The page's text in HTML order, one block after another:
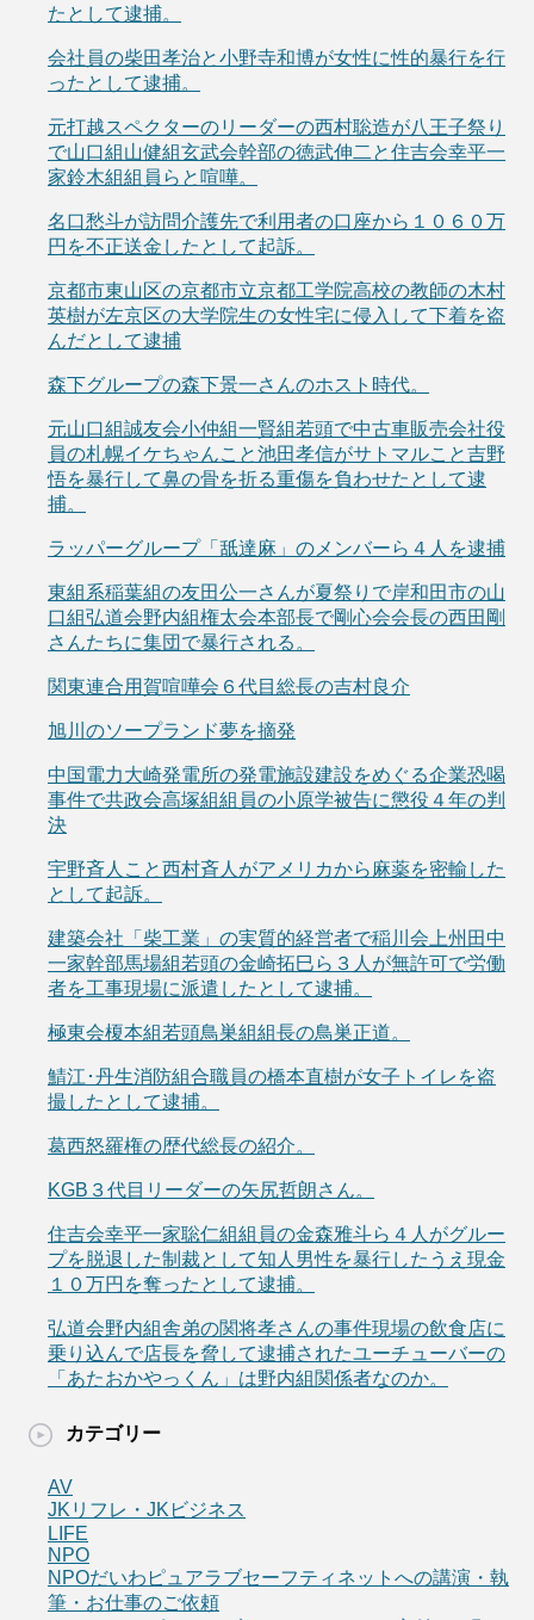
たとして逮捕。
会社員の柴田孝治と小野寺和博が女性に性的暴行を行
ったとして逮捕。
元打越スペクターのリーダーの西村聡造が八王子祭り
で山口組山健組玄武会幹部の徳武伸二と住吉会幸平一
家鈴木組組員らと喧嘩。
名口愁斗が訪問介護先で利用者の口座から１０６０万
円を不正送金したとして起訴。
京都市東山区の京都市立京都工学院高校の教師の木村
英樹が左京区の大学院生の女性宅に侵入して下着を盗
んだとして逮捕
森下グループの森下景一さんのホスト時代。
元山口組誠友会小仲組一賢組若頭で中古車販売会社役
員の札幌イケちゃんこと池田孝信がサトマルこと吉野
悟を暴行して鼻の骨を折る重傷を負わせたとして逮
捕。
ラッパーグループ「舐達麻」のメンバーら４人を逮捕
東組系稲葉組の友田公一さんが夏祭りで岸和田市の山
口組弘道会野内組権太会本部長で剛心会会長の西田剛
さんたちに集団で暴行される。
関東連合用賀喧嘩会６代目総長の吉村良介
旭川のソープランド夢を摘発
中国電力大崎発電所の発電施設建設をめぐる企業恐喝
事件で共政会高塚組組員の小原学被告に懲役４年の判
決
宇野斉人こと西村斉人がアメリカから麻薬を密輸した
として起訴。
建築会社「柴工業」の実質的経営者で稲川会上州田中
一家幹部馬場組若頭の金崎拓巳ら３人が無許可で労働
者を工事現場に派遣したとして逮捕。
極東会榎本組若頭鳥巣組組長の鳥巣正道。
鯖江･丹生消防組合職員の橋本直樹が女子トイレを盗
撮したとして逮捕。
葛西怒羅権の歴代総長の紹介。
KGB３代目リーダーの矢尻哲朗さん。
住吉会幸平一家聡仁組組員の金森雅斗ら４人がグルー
プを脱退した制裁として知人男性を暴行したうえ現金
１０万円を奪ったとして逮捕。
弘道会野内組舎弟の関将孝さんの事件現場の飲食店に
乗り込んで店長を脅して逮捕されたユーチューバーの
「あたおかやっくん」は野内組関係者なのか。
カテゴリー
AV
JKリフレ・JKビジネス
LIFE
NPO
NPOだいわピュアラブセーフティネットへの講演・執
筆・お仕事のご依頼